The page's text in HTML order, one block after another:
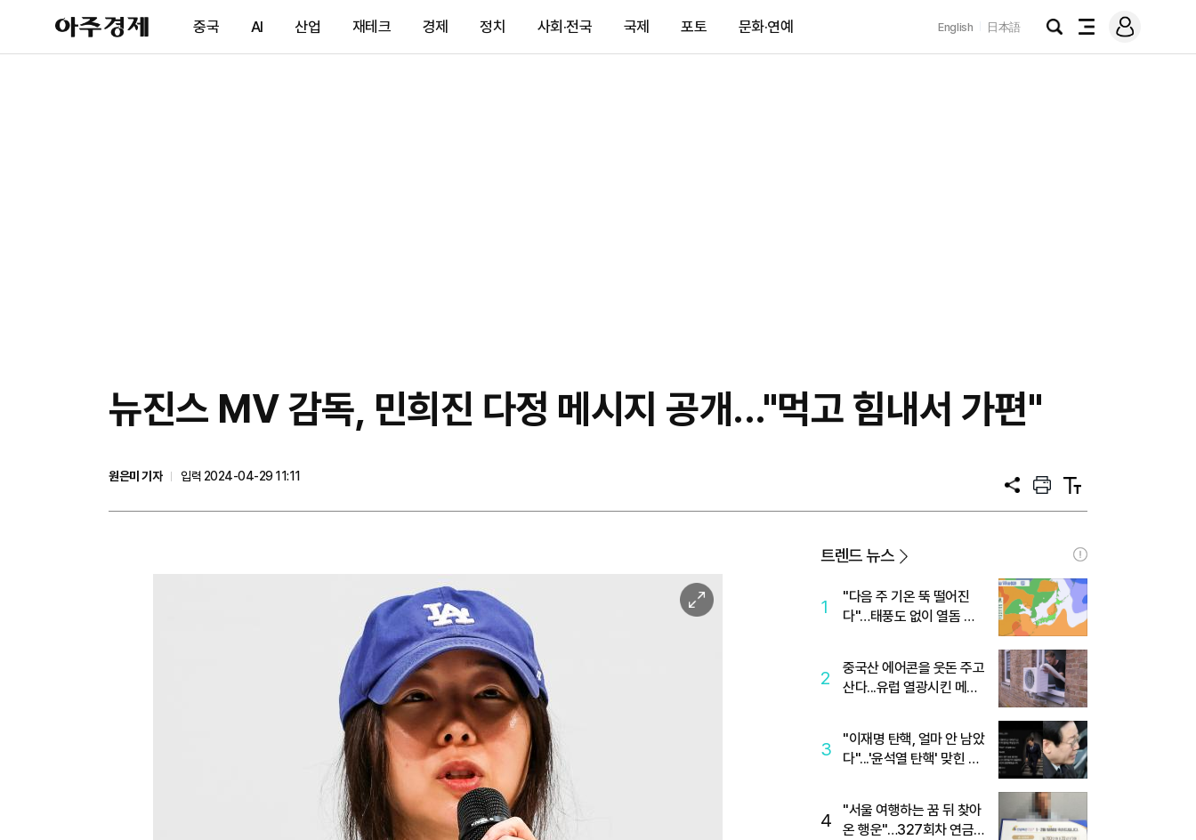
아
주
제
중국 AI 산업 재테크 경제 정치 사회·전국 국제 포토 문화·연예 English 日本語
검
전
메
그
뉴진스 MV 감독, 민희진 다정 메시지 공개..."먹고 힘내서 가편"
원은미 기자
입력 2024-04-29 11:11
공
프
트
텍
트
이
미
트렌드 뉴스
1
"다음 주 기온 뚝 떨어진
다"…태풍도 없이 열돔 박
2
중국산 에어콘을 웃돈 주고
산다...유럽 열광시킨 메이
3
"이재명 탄핵, 얼마 안 남았
다"...'윤석열 탄핵' 맞힌 무
4
"서울 여행하는 꿈 뒤 찾아
온 행운"…327회차 연금